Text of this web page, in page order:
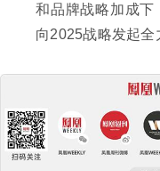
和品牌战略加成下
向2025战略发起全